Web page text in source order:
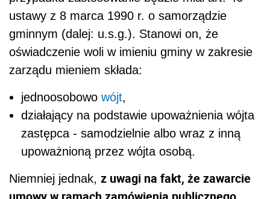
ustawy z 8 marca 1990 r. o samorządzie
gminnym (dalej: u.s.g.). Stanowi on, że
oświadczenie woli w imieniu gminy w zakresie
zarządu mieniem składa:
jednoosobowo wójt,
działający na podstawie upoważnienia wójta
zastępca - samodzielnie albo wraz z inną
upoważnioną przez wójta osobą.
Niemniej jednak, z uwagi na fakt, że zawarcie